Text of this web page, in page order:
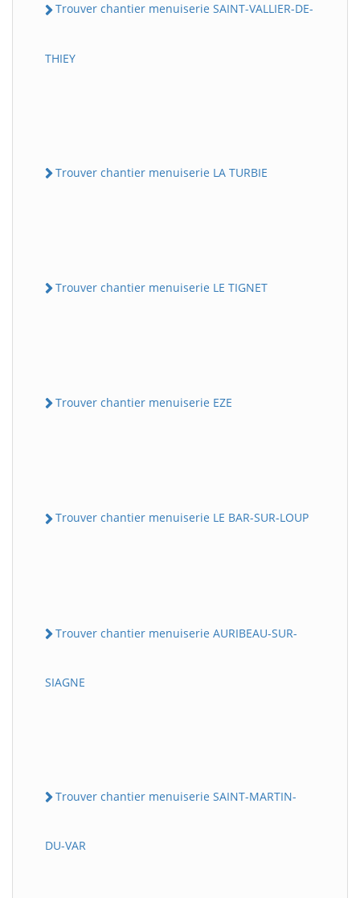
Trouver chantier menuiserie SAINT-VALLIER-DE-
THIEY
Trouver chantier menuiserie LA TURBIE
Trouver chantier menuiserie LE TIGNET
Trouver chantier menuiserie EZE
Trouver chantier menuiserie LE BAR-SUR-LOUP
Trouver chantier menuiserie AURIBEAU-SUR-
SIAGNE
Trouver chantier menuiserie SAINT-MARTIN-
DU-VAR